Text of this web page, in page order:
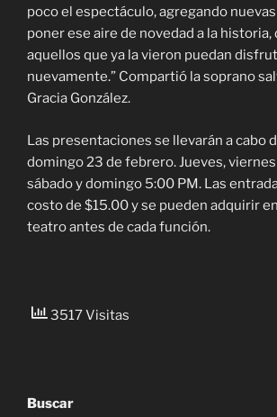
poco el espectáculo, agregando
poner ese aire de novedad a la historia,
aquellos que ya la vieron puedan
nuevamente.” Compartió la soprano
Gracia González.
Las presentaciones se llevarán a cabo
domingo 23 de febrero. Jueves,
sábado y domingo 5:00 PM. Las
costo de $15.00 y se pueden adquirir
teatro antes de cada función.
3517 Visitas
Buscar